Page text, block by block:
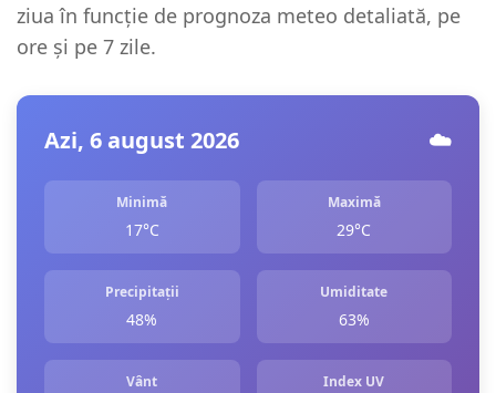
ziua în funcție de prognoza meteo detaliată, pe
ore și pe 7 zile.
Azi, 6 august 2026 ☁️
Minimă
17°C
Maximă
29°C
Precipitații
48%
Umiditate
63%
Vânt Index UV